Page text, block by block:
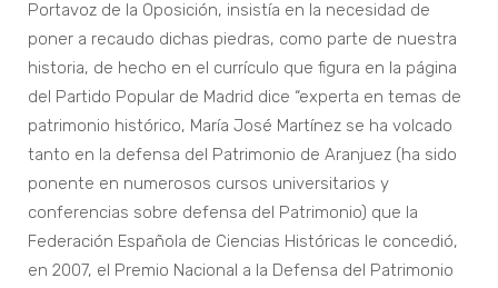
Portavoz de la Oposición, insistía en la necesidad de
poner a recaudo dichas piedras, como parte de nuestra
historia, de hecho en el currículo que figura en la página
del Partido Popular de Madrid dice “experta en temas de
patrimonio histórico, María José Martínez se ha volcado
tanto en la defensa del Patrimonio de Aranjuez (ha sido
ponente en numerosos cursos universitarios y
conferencias sobre defensa del Patrimonio) que la
Federación Española de Ciencias Históricas le concedió,
en 2007, el Premio Nacional a la Defensa del Patrimonio